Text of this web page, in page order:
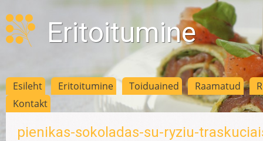
Eritoitumine
Esileht Eritoitumine Toiduained Raamatud
Kontakt
pienikas-sokoladas-su-ryziu-